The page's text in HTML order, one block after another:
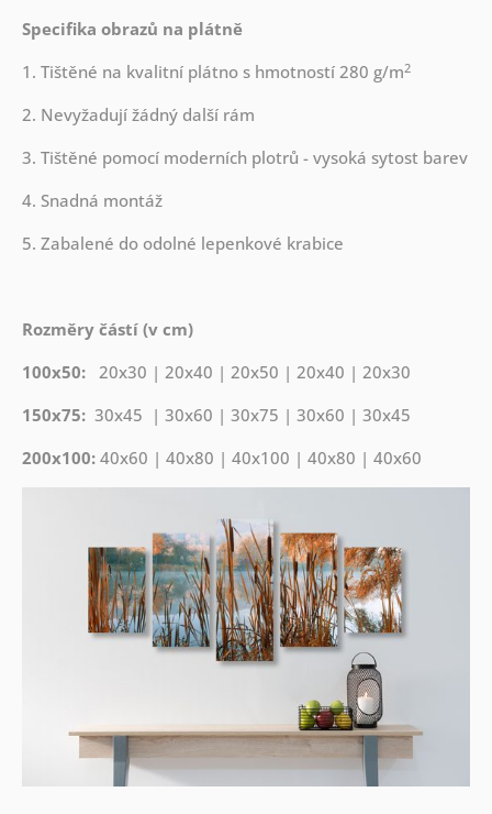
Specifika obrazů na plátně
1. Tištěné na kvalitní plátno s hmotností 280 g/m2
2. Nevyžadují žádný další rám
3. Tištěné pomocí moderních plotrů - vysoká sytost barev
4. Snadná montáž
5. Zabalené do odolné lepenkové krabice
Rozměry částí (v cm)
100x50: 20x30 | 20x40 | 20x50 | 20x40 | 20x30
150x75: 30x45 | 30x60 | 30x75 | 30x60 | 30x45
200x100: 40x60 | 40x80 | 40x100 | 40x80 | 40x60